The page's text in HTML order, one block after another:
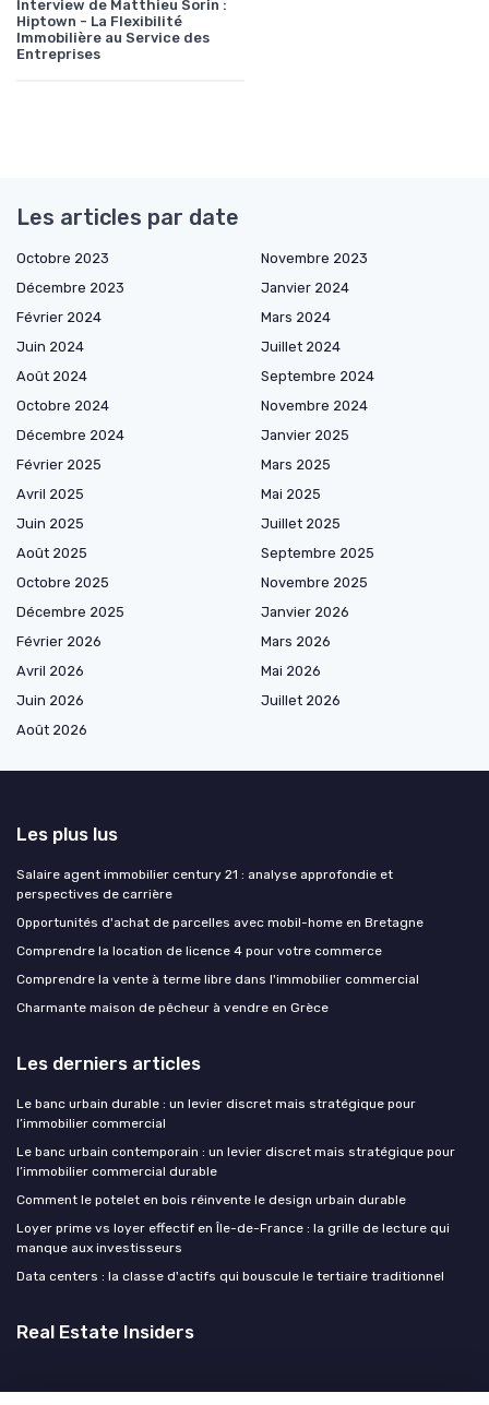
Interview de Matthieu Sorin :
Hiptown - La Flexibilité
Immobilière au Service des
Entreprises
Les articles par date
Octobre 2023
Novembre 2023
Décembre 2023
Janvier 2024
Février 2024
Mars 2024
Juin 2024
Juillet 2024
Août 2024
Septembre 2024
Octobre 2024
Novembre 2024
Décembre 2024
Janvier 2025
Février 2025
Mars 2025
Avril 2025
Mai 2025
Juin 2025
Juillet 2025
Août 2025
Septembre 2025
Octobre 2025
Novembre 2025
Décembre 2025
Janvier 2026
Février 2026
Mars 2026
Avril 2026
Mai 2026
Juin 2026
Juillet 2026
Août 2026
Les plus lus
Salaire agent immobilier century 21 : analyse approfondie et
perspectives de carrière
Opportunités d'achat de parcelles avec mobil-home en Bretagne
Comprendre la location de licence 4 pour votre commerce
Comprendre la vente à terme libre dans l'immobilier commercial
Charmante maison de pêcheur à vendre en Grèce
Les derniers articles
Le banc urbain durable : un levier discret mais stratégique pour
l’immobilier commercial
Le banc urbain contemporain : un levier discret mais stratégique pour
l’immobilier commercial durable
Comment le potelet en bois réinvente le design urbain durable
Loyer prime vs loyer effectif en Île-de-France : la grille de lecture qui
manque aux investisseurs
Data centers : la classe d'actifs qui bouscule le tertiaire traditionnel
Real Estate Insiders